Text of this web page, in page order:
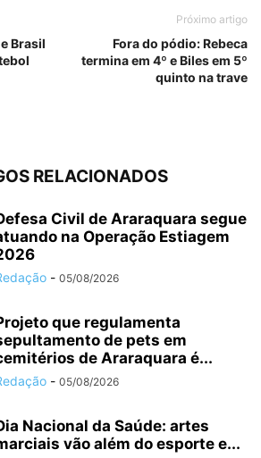
Brasil
Próximo artigo
Fora do pódio: Rebeca
termina em 4º e Biles em 5º
quinto na trave
RELACIONADOS
Civil de Araraquara segue
na Operação Estiagem
- 05/08/2026
que regulamenta
de pets em
de Araraquara é...
- 05/08/2026
Nacional da Saúde: artes
vão além do esporte e...